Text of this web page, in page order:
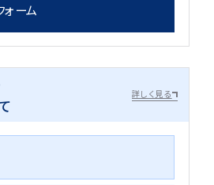
ーム
詳しく見る